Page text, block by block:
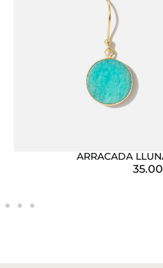
ARRACADA
35.00